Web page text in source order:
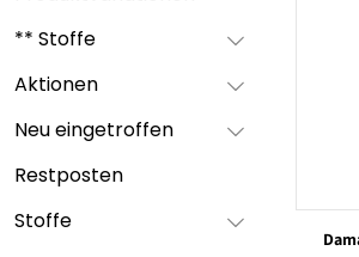
** Stoffe
Aktionen
Neu eingetroffen
Restposten
Stoffe